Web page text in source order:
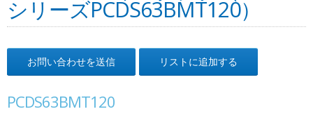
シリーズPCDS63BMT120）
お問い合わせを送信 リストに追加する
PCDS63BMT120